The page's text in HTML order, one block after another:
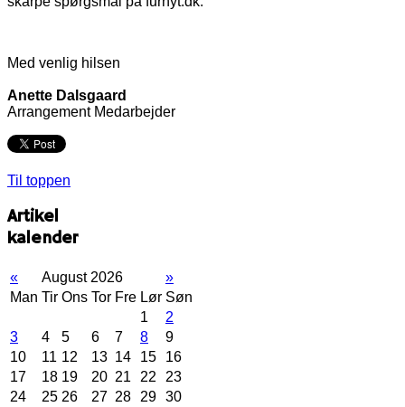
Med venlig hilsen
Anette Dalsgaard
Arrangement Medarbejder
Til toppen
Artikel
kalender
« August 2026
»
Man Tir Ons Tor Fre Lør Søn
1
2
3
4 5 6 7 8
9
10
11 12 13 14 15
16
17
18 19 20 21 22
23
24
25 26 27 28 29 30